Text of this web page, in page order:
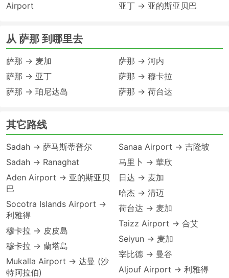
Airport
亚丁 → 亚的斯亚贝巴
从 萨那 到哪里去
萨那 → 麦加
萨那 → 亚丁
萨那 → 珀尼达岛
萨那 → 河内
萨那 → 穆卡拉
萨那 → 荷台达
其它路线
Sadah → 萨马斯蒂普尔
Sadah → Ranaghat
Aden Airport → 亚的斯亚贝
巴
Socotra Islands Airport →
利雅得
穆卡拉 → 皮皮島
穆卡拉 → 蘭塔島
Mukalla Airport → 达曼 (沙
特阿拉伯)
Sanaa Airport → 吉隆坡
马里卜 → 華欣
日达 → 麦加
哈杰 → 清迈
荷台达 → 麦加
Taizz Airport → 合艾
Seiyun → 麦加
宰比德 → 曼谷
Aljouf Airport → 利雅得